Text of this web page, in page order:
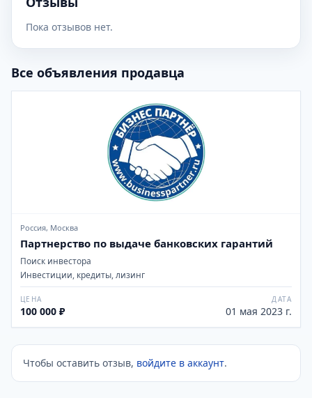
Пока отзывов нет.
Все объявления продавца
Россия, Москва
Партнерство по выдаче банковских гарантий
Поиск инвестора
Инвестиции, кредиты, лизинг
ЦЕНА
100 000 ₽
ДАТА
01 мая 2023 г.
Чтобы оставить отзыв, войдите в аккаунт.